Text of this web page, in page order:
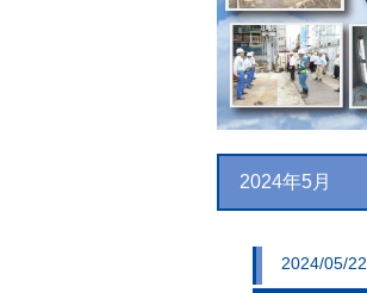
2024年5月
2024/05/22